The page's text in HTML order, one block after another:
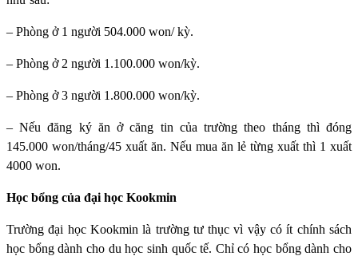
– Phòng ở 1 người 504.000 won/ kỳ.
– Phòng ở 2 người 1.100.000 won/kỳ.
– Phòng ở 3 người 1.800.000 won/kỳ.
– Nếu đăng ký ăn ở căng tin của trường theo tháng thì đóng
145.000 won/tháng/45 xuất ăn. Nếu mua ăn lẻ từng xuất thì 1 xuất
4000 won.
Học bổng của đại học Kookmin
Trường đại học Kookmin là trường tư thục vì vậy có ít chính sách
học bổng dành cho du học sinh quốc tế. Chỉ có học bổng dành cho